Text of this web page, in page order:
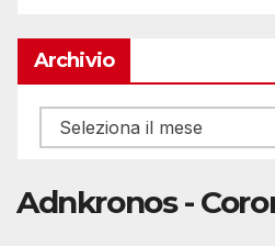
Archivio
Archivio
Adnkronos -